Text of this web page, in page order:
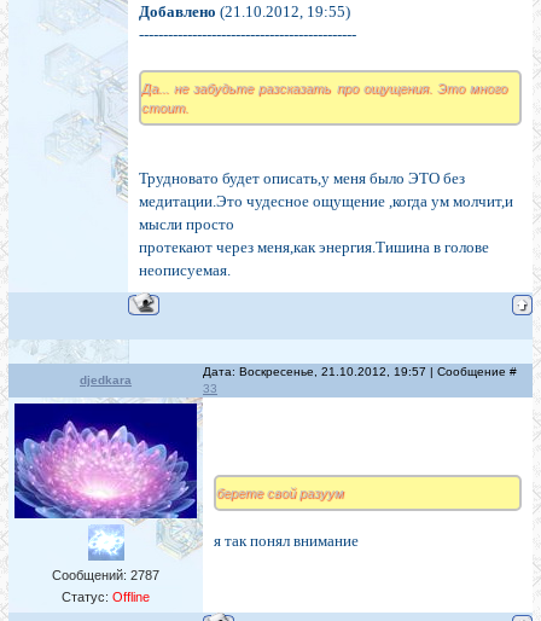
Добавлено (21.10.2012, 19:55)
---------------------------------------------
Да... не забудьте разсказать про ощущения. Это много
стоит.
Трудновато будет описать,у меня было ЭТО без
медитации.Это чудесное ощущение ,когда ум молчит,и
мысли просто
протекают через меня,как энергия.Тишина в голове
неописуемая.
djedkara
Дата: Воскресенье, 21.10.2012, 19:57 | Сообщение #
33
Сообщений: 2787
Статус: Offline
берете свой разуум
я так понял внимание